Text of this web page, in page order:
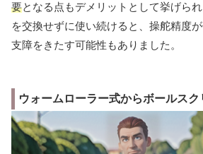
要となる点もデメリットとして挙げら
を交換せずに使い続けると、操舵精度
支障をきたす可能性もありました。
ウォームローラー式からボールス